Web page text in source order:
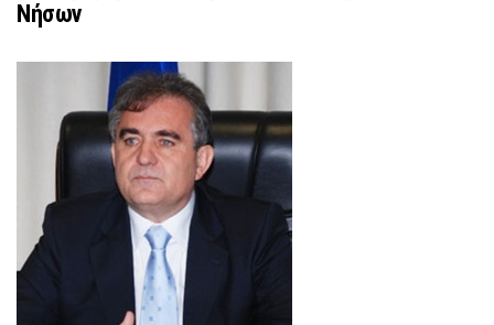
Νήσων